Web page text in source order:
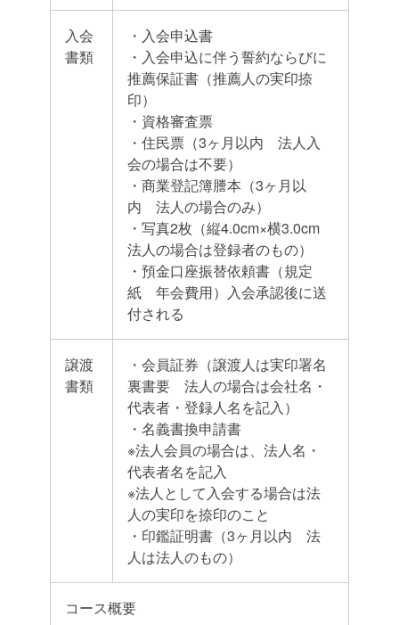
入会
書類
・入会申込書
・入会申込に伴う誓約ならびに
推薦保証書（推薦人の実印捺
印）
・資格審査票
・住民票（3ヶ月以内 法人入
会の場合は不要）
・商業登記簿謄本（3ヶ月以
内 法人の場合のみ）
・写真2枚（縦4.0cm×横3.0cm
法人の場合は登録者のもの）
・預金口座振替依頼書（規定
紙 年会費用）入会承認後に送
付される
譲渡
書類
・会員証券（譲渡人は実印署名
裏書要 法人の場合は会社名・
代表者・登録人名を記入）
・名義書換申請書
※法人会員の場合は、法人名・
代表者名を記入
※法人として入会する場合は法
人の実印を捺印のこと
・印鑑証明書（3ヶ月以内 法
人は法人のもの）
コース概要